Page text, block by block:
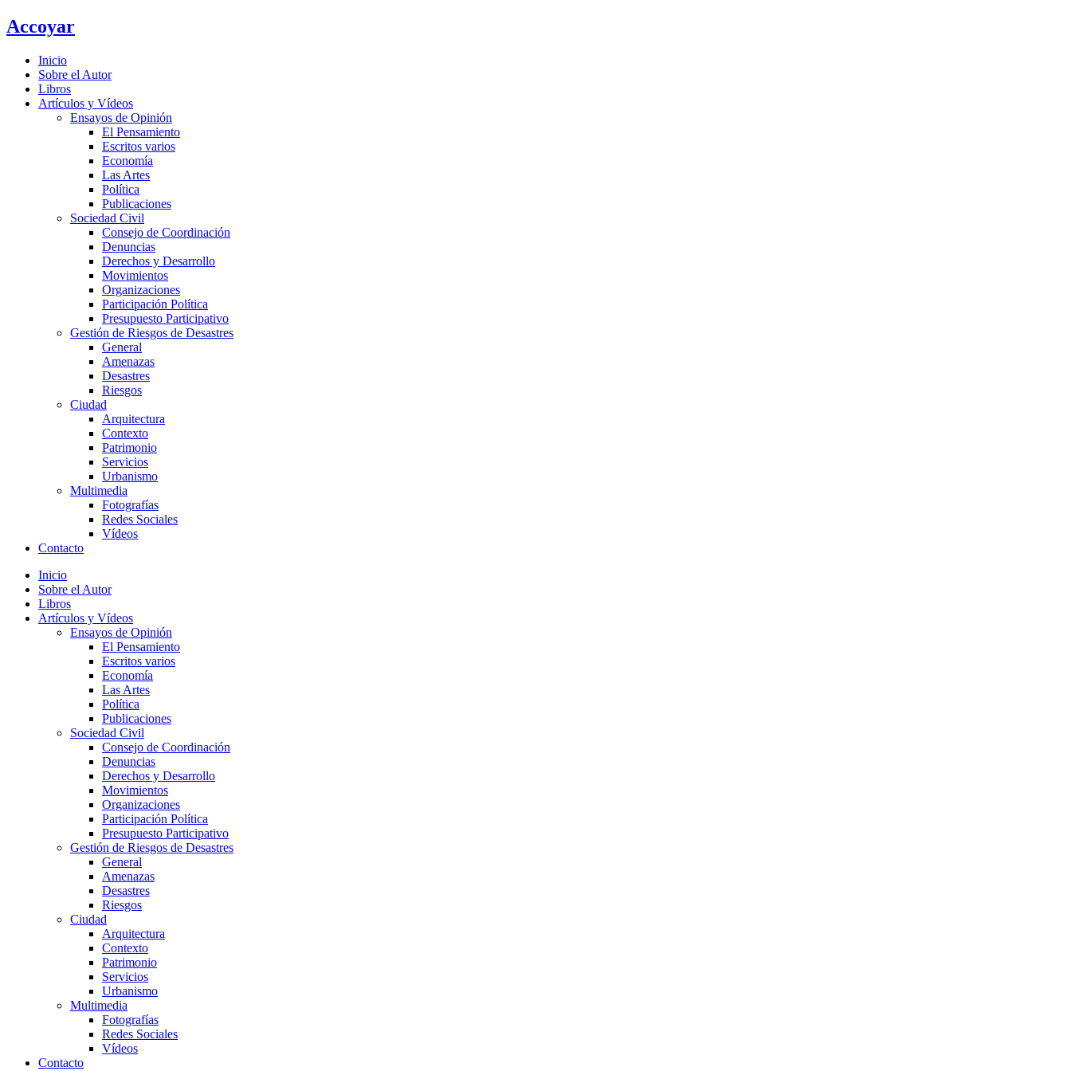
Ir
al
Accoyar
Inicio
Sobre el Autor
Libros
Artículos y Vídeos
Ensayos de Opinión
El Pensamiento
Escritos varios
Economía
Las Artes
Política
Publicaciones
Sociedad Civil
Consejo de Coordinación
Denuncias
Derechos y Desarrollo
Movimientos
Organizaciones
Participación Política
Presupuesto Participativo
Gestión de Riesgos de Desastres
General
Amenazas
Desastres
Riesgos
Ciudad
Arquitectura
Contexto
Patrimonio
Servicios
Urbanismo
Multimedia
Fotografías
Redes Sociales
Vídeos
Contacto
Inicio
Sobre el Autor
Libros
Artículos y Vídeos
Ensayos de Opinión
El Pensamiento
Escritos varios
Economía
Las Artes
Política
Publicaciones
Sociedad Civil
Consejo de Coordinación
Denuncias
Derechos y Desarrollo
Movimientos
Organizaciones
Participación Política
Presupuesto Participativo
Gestión de Riesgos de Desastres
General
Amenazas
Desastres
Riesgos
Ciudad
Arquitectura
Contexto
Patrimonio
Servicios
Urbanismo
Multimedia
Fotografías
Redes Sociales
Vídeos
Contacto